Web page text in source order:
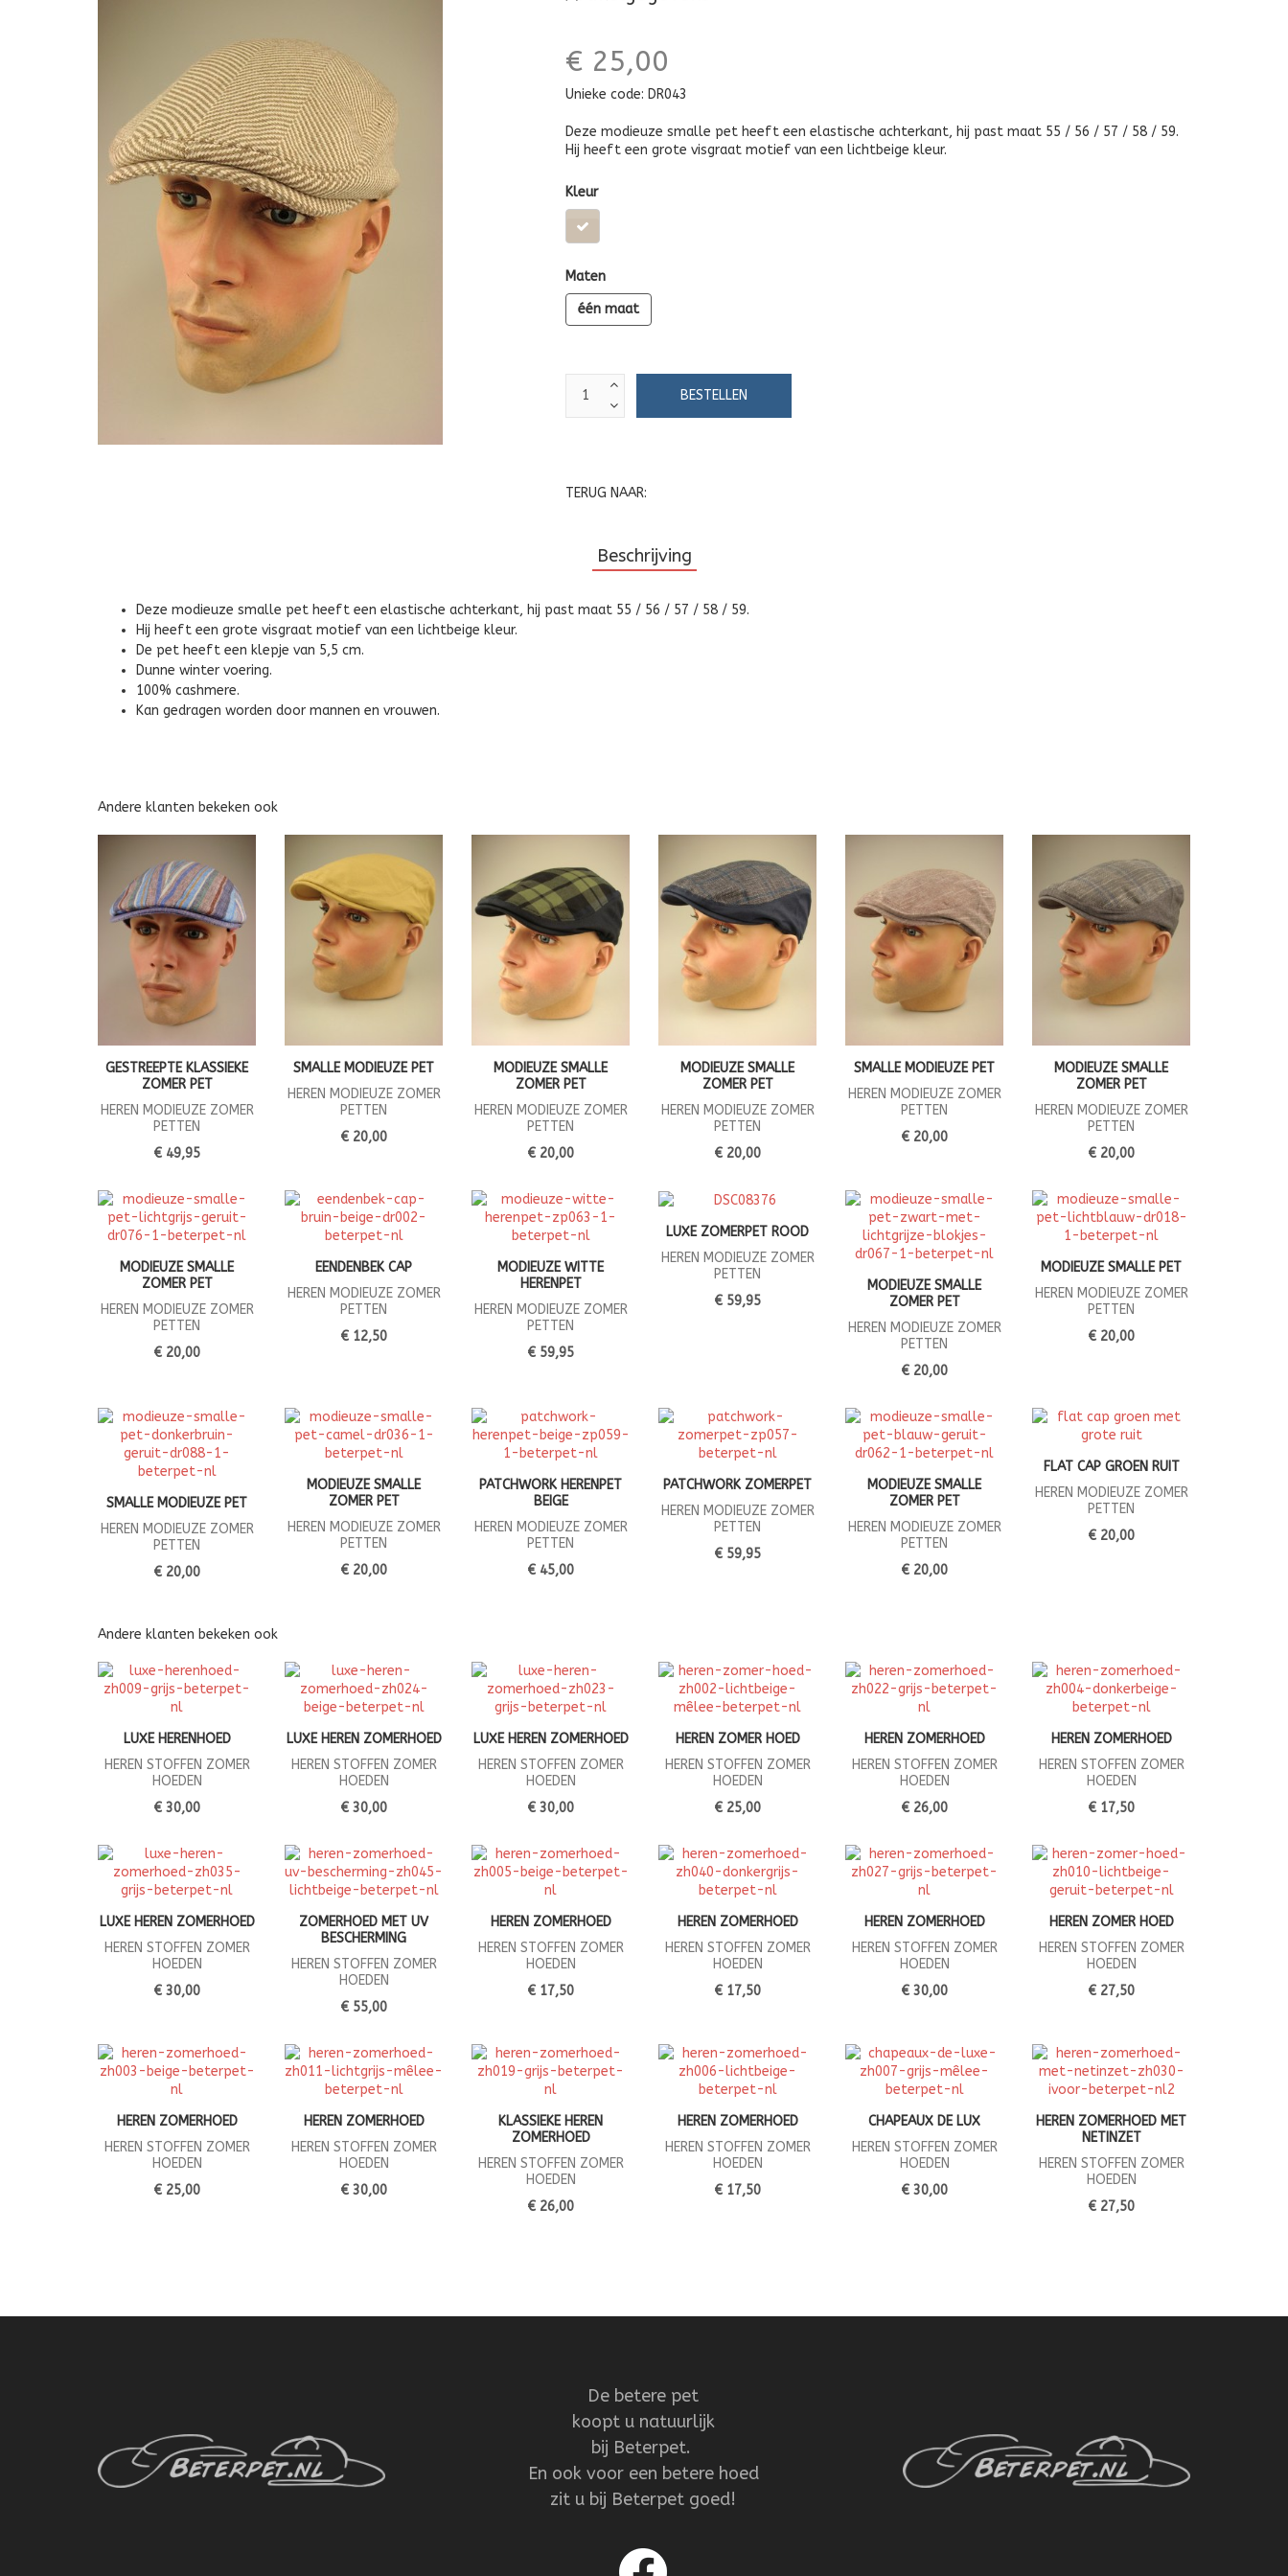
€ 25,00
Unieke code: DR043
Deze modieuze smalle pet heeft een elastische achterkant, hij past maat 55 / 56 / 57 / 58 / 59.
Hij heeft een grote visgraat motief van een lichtbeige kleur.
Kleur
Maten
één maat
TERUG NAAR:
Beschrijving
Deze modieuze smalle pet heeft een elastische achterkant, hij past maat 55 / 56 / 57 / 58 / 59.
Hij heeft een grote visgraat motief van een lichtbeige kleur.
De pet heeft een klepje van 5,5 cm.
Dunne winter voering.
100% cashmere.
Kan gedragen worden door mannen en vrouwen.
Andere klanten bekeken ook
GESTREEPTE KLASSIEKE
ZOMER PET
HEREN MODIEUZE ZOMER
PETTEN
€ 49,95
SMALLE MODIEUZE PET
HEREN MODIEUZE ZOMER
PETTEN
€ 20,00
MODIEUZE SMALLE
ZOMER PET
HEREN MODIEUZE ZOMER
PETTEN
€ 20,00
MODIEUZE SMALLE
ZOMER PET
HEREN MODIEUZE ZOMER
PETTEN
€ 20,00
SMALLE MODIEUZE PET
HEREN MODIEUZE ZOMER
PETTEN
€ 20,00
MODIEUZE SMALLE
ZOMER PET
HEREN MODIEUZE ZOMER
PETTEN
€ 20,00
MODIEUZE SMALLE
ZOMER PET
HEREN MODIEUZE ZOMER
PETTEN
€ 20,00
EENDENBEK CAP
HEREN MODIEUZE ZOMER
PETTEN
€ 12,50
MODIEUZE WITTE
HERENPET
HEREN MODIEUZE ZOMER
PETTEN
€ 59,95
LUXE ZOMERPET ROOD
HEREN MODIEUZE ZOMER
PETTEN
€ 59,95
MODIEUZE SMALLE
ZOMER PET
HEREN MODIEUZE ZOMER
PETTEN
€ 20,00
MODIEUZE SMALLE PET
HEREN MODIEUZE ZOMER
PETTEN
€ 20,00
SMALLE MODIEUZE PET
HEREN MODIEUZE ZOMER
PETTEN
€ 20,00
MODIEUZE SMALLE
ZOMER PET
HEREN MODIEUZE ZOMER
PETTEN
€ 20,00
PATCHWORK HERENPET
BEIGE
HEREN MODIEUZE ZOMER
PETTEN
€ 45,00
PATCHWORK ZOMERPET
HEREN MODIEUZE ZOMER
PETTEN
€ 59,95
MODIEUZE SMALLE
ZOMER PET
HEREN MODIEUZE ZOMER
PETTEN
€ 20,00
FLAT CAP GROEN RUIT
HEREN MODIEUZE ZOMER
PETTEN
€ 20,00
Andere klanten bekeken ook
LUXE HERENHOED
HEREN STOFFEN ZOMER
HOEDEN
€ 30,00
LUXE HEREN ZOMERHOED
HEREN STOFFEN ZOMER
HOEDEN
€ 30,00
LUXE HEREN ZOMERHOED
HEREN STOFFEN ZOMER
HOEDEN
€ 30,00
HEREN ZOMER HOED
HEREN STOFFEN ZOMER
HOEDEN
€ 25,00
HEREN ZOMERHOED
HEREN STOFFEN ZOMER
HOEDEN
€ 26,00
HEREN ZOMERHOED
HEREN STOFFEN ZOMER
HOEDEN
€ 17,50
LUXE HEREN ZOMERHOED
HEREN STOFFEN ZOMER
HOEDEN
€ 30,00
ZOMERHOED MET UV
BESCHERMING
HEREN STOFFEN ZOMER
HOEDEN
€ 55,00
HEREN ZOMERHOED
HEREN STOFFEN ZOMER
HOEDEN
€ 17,50
HEREN ZOMERHOED
HEREN STOFFEN ZOMER
HOEDEN
€ 17,50
HEREN ZOMERHOED
HEREN STOFFEN ZOMER
HOEDEN
€ 30,00
HEREN ZOMER HOED
HEREN STOFFEN ZOMER
HOEDEN
€ 27,50
HEREN ZOMERHOED
HEREN STOFFEN ZOMER
HOEDEN
€ 25,00
HEREN ZOMERHOED
HEREN STOFFEN ZOMER
HOEDEN
€ 30,00
KLASSIEKE HEREN
ZOMERHOED
HEREN STOFFEN ZOMER
HOEDEN
€ 26,00
HEREN ZOMERHOED
HEREN STOFFEN ZOMER
HOEDEN
€ 17,50
CHAPEAUX DE LUX
HEREN STOFFEN ZOMER
HOEDEN
€ 30,00
HEREN ZOMERHOED MET
NETINZET
HEREN STOFFEN ZOMER
HOEDEN
€ 27,50
De betere pet
koopt u natuurlijk
bij Beterpet.
En ook voor een betere hoed
zit u bij Beterpet goed!